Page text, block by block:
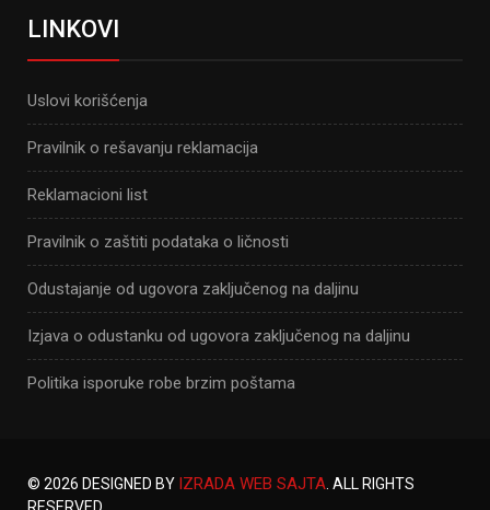
LINKOVI
Uslovi korišćenja
Pravilnik o rešavanju reklamacija
Reklamacioni list
Pravilnik o zaštiti podataka o ličnosti
Odustajanje od ugovora zaključenog na daljinu
Izjava o odustanku od ugovora zaključenog na daljinu
Politika isporuke robe brzim poštama
© 2026 DESIGNED BY IZRADA WEB SAJTA. ALL RIGHTS